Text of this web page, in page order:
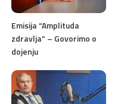
Emisija “Amplituda
zdravlja” – Govorimo o
dojenju